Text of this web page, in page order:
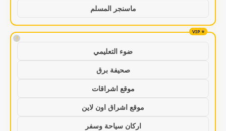
ماسنجر المسلم
!
ضوء التعليمي
صحيفة برق
موقع اشراقات
موقع اشراق اون لاين
اركان سياحة وسفر